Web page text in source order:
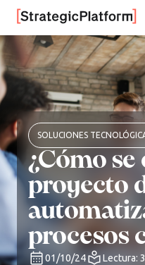
SOLUCIONES
¿Cómo se
proyecto
procesos
01/10/24 Lectura: